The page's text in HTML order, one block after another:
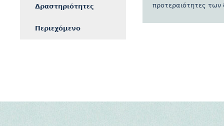
Δραστηριότητες
Περιεχόμενο
προτεραιότητες